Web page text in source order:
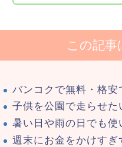
この記
バンコクで無料・格
子供を公園で走らせ
暑い日や雨の日でも
週末にお金をかけすぎ